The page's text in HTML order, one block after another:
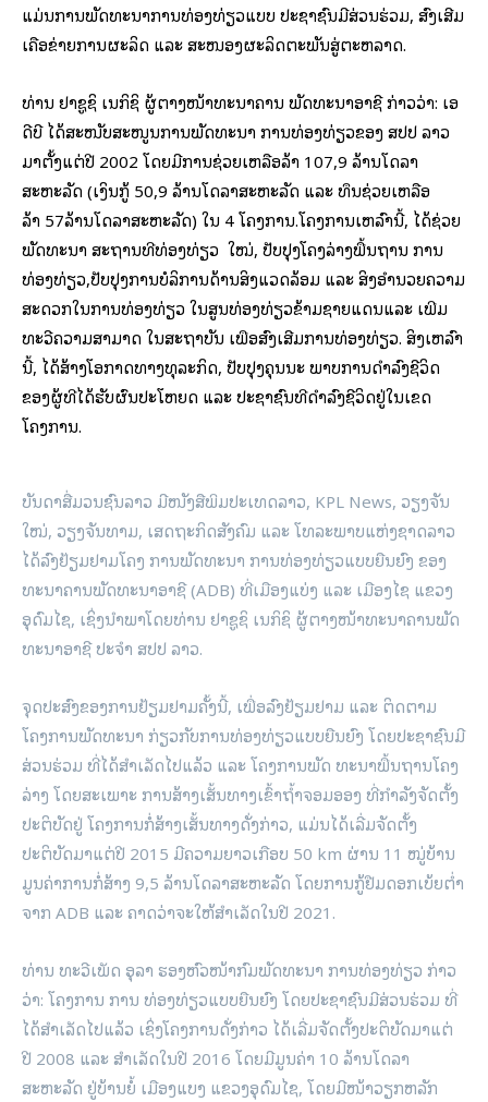
ແມ່ນການພັດທະນາການທ່ອງທ່ຽວແບບ ປະຊາຊົນມີສ່ວນຮ່ວມ, ສົ່ງເສີມ
ເຄື່ອຂ່າຍການຜະລິດ ແລະ ສະໜອງຜະລິດຕະພັນສູ່ຕະຫລາດ.
ທ່ານ ຢາຊູຊິ ເນກິຊິ ຜູ້ຕາງໜ້າທະນາຄານ ພັດທະນາອາຊີ ກ່າວວ່າ: ເອ
ດີບີ ໄດ້ສະໜັບສະໜູນການພັດທະນາ ການທ່ອງທ່ຽວຂອງ ສປປ ລາວ
ມາຕັ້ງແຕ່ປີ 2002 ໂດຍມີການຊ່ວຍເຫລືອລ້າ 107,9 ລ້ານໂດລາ
ສະຫະລັດ (ເງິນກູ້ 50,9 ລ້ານໂດລາສະຫະລັດ ແລະ ທຶນຊ່ວຍເຫລືອ
ລ້າ 57ລ້ານໂດລາສະຫະລັດ) ໃນ 4 ໂຄງການ.ໂຄງການເຫລົ່ານີ້, ໄດ້ຊ່ວຍ
ພັດທະນາ ສະຖານທີ່ທ່ອງທ່ຽວ ໃໝ່, ປັບປຸງໂຄງລ່າງພື້ນຖານ ການ
ທ່ອງທ່ຽວ,ປັບປຸງການບໍລິການດ້ານສິ່ງແວດລ້ອມ ແລະ ສິ່ງອໍານວຍຄວາມ
ສະດວກໃນການທ່ອງທ່ຽວ ໃນສູນທ່ອງທ່ຽວຂ້າມຊາຍແດນແລະ ເພີ່ມ
ທະວີຄວາມສາມາດ ໃນສະຖາບັນ ເພື່ອສົ່ງເສີມການທ່ອງທ່ຽວ. ສິ່ງເຫລົ່າ
ນີ້, ໄດ້ສ້າງໂອກາດທາງທຸລະກິດ, ປັບປຸງຄຸນນະ ພາບການດໍາລົງຊີວິດ
ຂອງຜູ້ທີ່ໄດ້ຮັບຜົນປະໂຫຍດ ແລະ ປະຊາຊົນທີ່ດໍາລົງຊີວິດຢູ່ໃນເຂດ
ໂຄງການ.
ບັນດາສື່ມວນຊົນ​ລາວ ມີໜັງສືພິມປະເທດລາວ, KPL News, ວຽງຈັນ
ໃໝ່, ວຽງຈັນທາມ, ເສດຖະກິດສັງຄົມ ແລະ ໂທລະພາບແຫ່ງຊາດລາວ
ໄດ້ລົງຢ້ຽມຢາມໂຄງ ການພັດທະນາ ການທ່ອງທ່ຽວແບບຍືນຍົງ ຂອງ
ທະນາຄານພັດທະນາອາຊີ (ADB) ທີ່ເມືອງແບ່ງ ແລະ ເມືອງໄຊ ແຂວງ
ອຸດົມໄຊ, ເຊິ່ງນຳພາໂດຍທ່ານ ຢາຊູຊິ ເນກິຊິ ຜູ້ຕາງໜ້າທະນາຄານພັດ
ທະນາອາຊີ ປະຈຳ ສປປ ລາວ.
ຈຸດປະສົງຂອງການຢ້ຽມຢາມຄັ້ງນີ້, ເພື່ອລົງຢ້ຽມຢາມ ແລະ ຕິດຕາມ
ໂຄງການພັດທະນາ ກ່ຽວກັບການທ່ອງທ່ຽວແບບຍືນຍົງ ໂດຍປະຊາຊົນມີ
ສ່ວນຮ່ວມ ທີ່ໄດ້ສຳເລັດໄປແລ້ວ ແລະ ໂຄງການພັດ ທະນາພື້ນຖານໂຄງ
ລ່າງ ໂດຍສະເພາະ ການສ້າງເສັ້ນທາງເຂົ້າຖ້ຳຈອມອອງ ທີ່ກຳລັງຈັດຕັ້ງ
ປະຕິບັດຢູ່ ໂຄງການກໍ່ສ້າງເສັ້ນທາງດັ່ງກ່າວ, ແມ່ນໄດ້ເລີ່ມຈັດຕັ້ງ
ປະຕິບັດມາແຕ່ປີ 2015 ມີຄວາມຍາວເກືອບ 50 km ຜ່ານ 11 ໝູ່ບ້ານ
ມູນຄ່າການກໍ່ສ້າງ 9,5 ລ້ານໂດລາສະຫະລັດ ໂດຍການກູ້ຢືມດອກເບ້ຍຕໍ່າ
ຈາກ ADB ແລະ ຄາດວ່າຈະໃຫ້ສຳເລັດໃນປີ 2021.
ທ່ານ ທະວີເພັດ ອຸລາ ຮອງຫົວໜ້າກົມພັດທະນາ ການທ່ອງທ່ຽວ ກ່າວ
ວ່າ: ໂຄງການ ການ ທ່ອງທ່ຽວແບບຍືນຍົງ ໂດຍປະຊາຊົນມີສ່ວນຮ່ວມ ທີ່
ໄດ້ສຳເລັດໄປແລ້ວ ເຊິ່ງໂຄງການດັ່ງກ່າວ ໄດ້ເລີ່ມຈັດຕັ້ງປະຕິບັດມາແຕ່
ປີ 2008 ແລະ ສໍາເລັດໃນປີ 2016 ໂດຍມີມູນຄ່າ 10 ລ້ານໂດລາ
ສະຫະລັດ ຢູ່ບ້ານຍໍ້ ເມືອງແບງ ແຂວງອຸດົມໄຊ, ໂດຍມີໜ້າວຽກຫລັກ